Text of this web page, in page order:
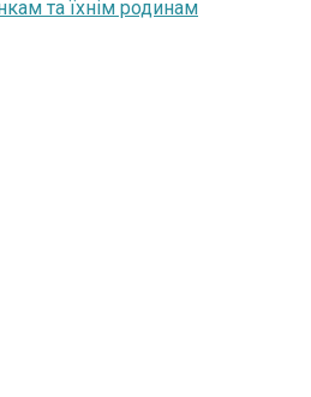
та їхнім родинам